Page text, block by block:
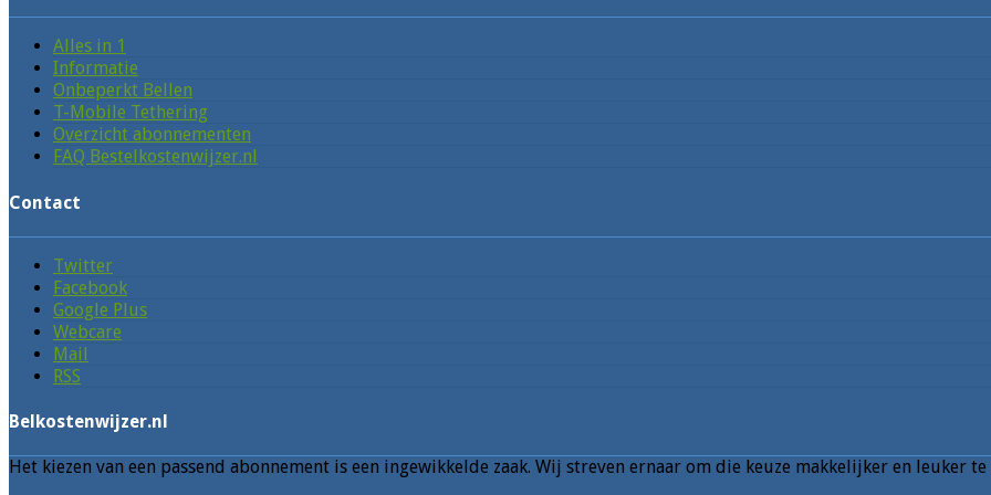
Alles in 1
Informatie
Onbeperkt Bellen
T-Mobile Tethering
Overzicht abonnementen
FAQ Bestelkostenwijzer.nl
Contact
Twitter
Facebook
Google Plus
Webcare
Mail
RSS
Belkostenwijzer.nl
Het kiezen van een passend abonnement is een ingewikkelde zaak. Wij streven ernaar om die keuze makkelijker en leuker te